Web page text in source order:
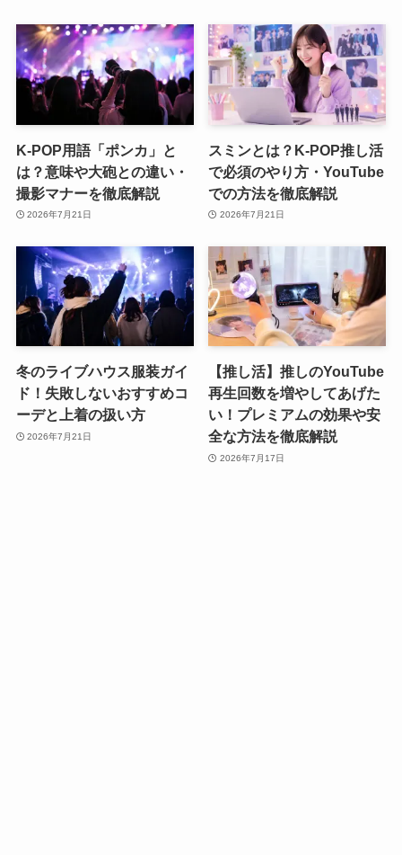
K-POP用語「ポンカ」と
は？意味や大砲との違い・
撮影マナーを徹底解説
2026年7月21日
スミンとは？K-POP推し活
で必須のやり方・YouTube
での方法を徹底解説
2026年7月21日
冬のライブハウス服装ガイ
ド！失敗しないおすすめコ
ーデと上着の扱い方
2026年7月21日
【推し活】推しのYouTube
再生回数を増やしてあげた
い！プレミアムの効果や安
全な方法を徹底解説
2026年7月17日